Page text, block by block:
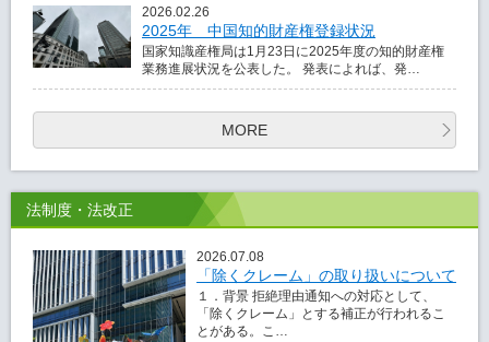
2026.02.26
2025年 中国知的財産権登録状況
国家知識産権局は1月23日に2025年度の知的財産権
業務進展状況を公表した。 発表によれば、発…
MORE
法制度・法改正
2026.07.08
「除くクレーム」の取り扱いについて
１．背景 拒絶理由通知への対応として、
「除くクレーム」とする補正が行われるこ
とがある。こ…